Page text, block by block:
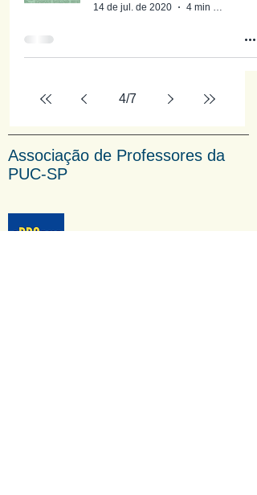
14 de jul. de 2020
4/7
Associação de Professores da
PUC-SP